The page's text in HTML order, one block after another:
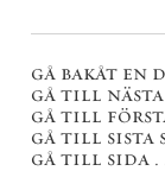
gå bakåt en
gå till
gå till
gå till sista
gå till sida .